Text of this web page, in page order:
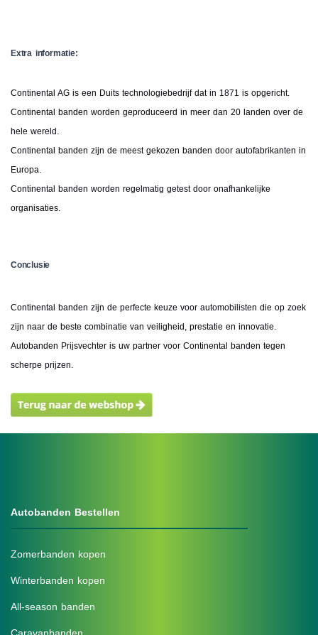
Extra informatie:
Continental AG is een Duits technologiebedrijf dat in 1871 is opgericht.
Continental banden worden geproduceerd in meer dan 20 landen over de
hele wereld.
Continental banden zijn de meest gekozen banden door autofabrikanten in
Europa.
Continental banden worden regelmatig getest door onafhankelijke
organisaties.
Conclusie
Continental banden zijn de perfecte keuze voor automobilisten die op zoek
zijn naar de beste combinatie van veiligheid, prestatie en innovatie.
Autobanden Prijsvechter is uw partner voor Continental banden tegen
scherpe prijzen.
Autobanden Bestellen
Zomerbanden kopen
Winterbanden kopen
All-season banden